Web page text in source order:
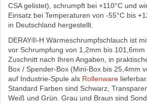
CSA gelistet), schrumpft bei +110°C und
Einsatz bei Temperaturen von -55°C bis
in Deutschland hergestellt.
DERAY®-H Wärmeschrumpfschlauch ist
vor Schrumpfung von 1,2mm bis 101,6mm
Zuschnitt nach Ihren Angaben, in
Box / Spender-Box (Mini-Box bis 25,4mm
auf Industrie-Spule als Rollenware lieferbar.
Standard Farben sind Schwarz,
Weiß und Grün. Grau und Braun sind